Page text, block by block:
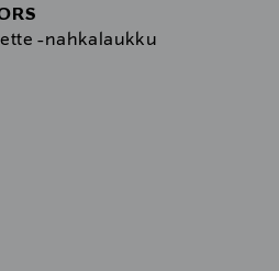
-nahkalaukku